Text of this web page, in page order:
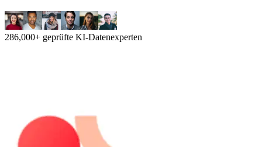
286,000+ geprüfte KI-Datenexperten